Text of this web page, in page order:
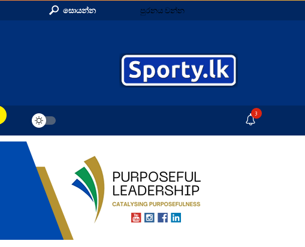
සොයන්න පුරනය වන්න
3